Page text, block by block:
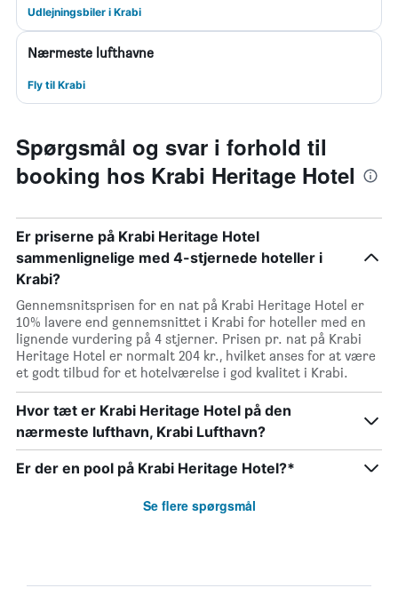
Udlejningsbiler i Krabi
Nærmeste lufthavne
Fly til Krabi
Spørgsmål og svar i forhold til
booking hos Krabi Heritage Hotel
Er priserne på Krabi Heritage Hotel
sammenlignelige med 4-stjernede hoteller i
Krabi?
Gennemsnitsprisen for en nat på Krabi Heritage Hotel er
10% lavere end gennemsnittet i Krabi for hoteller med en
lignende vurdering på 4 stjerner. Prisen pr. nat på Krabi
Heritage Hotel er normalt 204 kr., hvilket anses for at være
et godt tilbud for et hotelværelse i god kvalitet i Krabi.
Hvor tæt er Krabi Heritage Hotel på den
nærmeste lufthavn, Krabi Lufthavn?
Er der en pool på Krabi Heritage Hotel?*
Se flere spørgsmål